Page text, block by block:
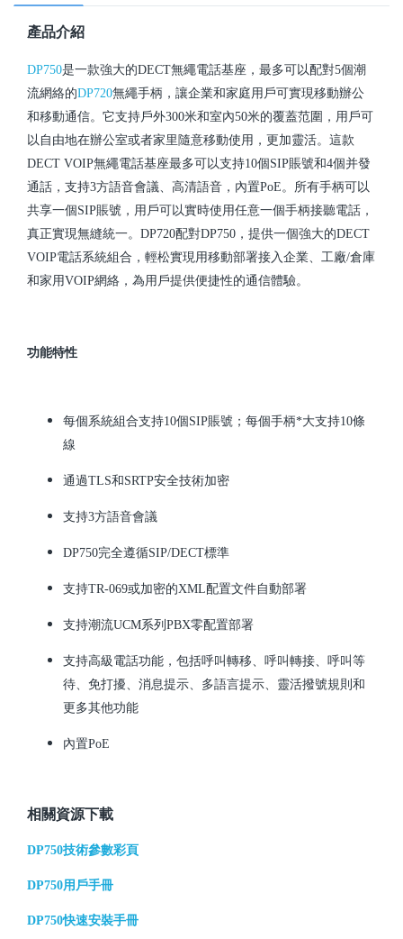
產品介紹
DP750是一款強大的DECT無繩電話基座，最多可以配對5個潮
流網絡的DP720無繩手柄，讓企業和家庭用戶可實現移動辦公
和移動通信。它支持戶外300米和室內50米的覆蓋范圍，用戶可
以自由地在辦公室或者家里隨意移動使用，更加靈活。這款
DECT VOIP無繩電話基座最多可以支持10個SIP賬號和4個并發
通話，支持3方語音會議、高清語音，內置PoE。所有手柄可以
共享一個SIP賬號，用戶可以實時使用任意一個手柄接聽電話，
真正實現無縫統一。DP720配對DP750，提供一個強大的DECT
VOIP電話系統組合，輕松實現用移動部署接入企業、工廠/倉庫
和家用VOIP網絡，為用戶提供便捷性的通信體驗。
功能特性
每個系統組合支持10個SIP賬號；每個手柄*大支持10條
線
通過TLS和SRTP安全技術加密
支持3方語音會議
DP750完全遵循SIP/DECT標準
支持TR-069或加密的XML配置文件自動部署
支持潮流UCM系列PBX零配置部署
支持高級電話功能，包括呼叫轉移、呼叫轉接、呼叫等
待、免打擾、消息提示、多語言提示、靈活撥號規則和
更多其他功能
內置PoE
相關資源下載
DP750技術參數彩頁
DP750用戶手冊
DP750快速安裝手冊